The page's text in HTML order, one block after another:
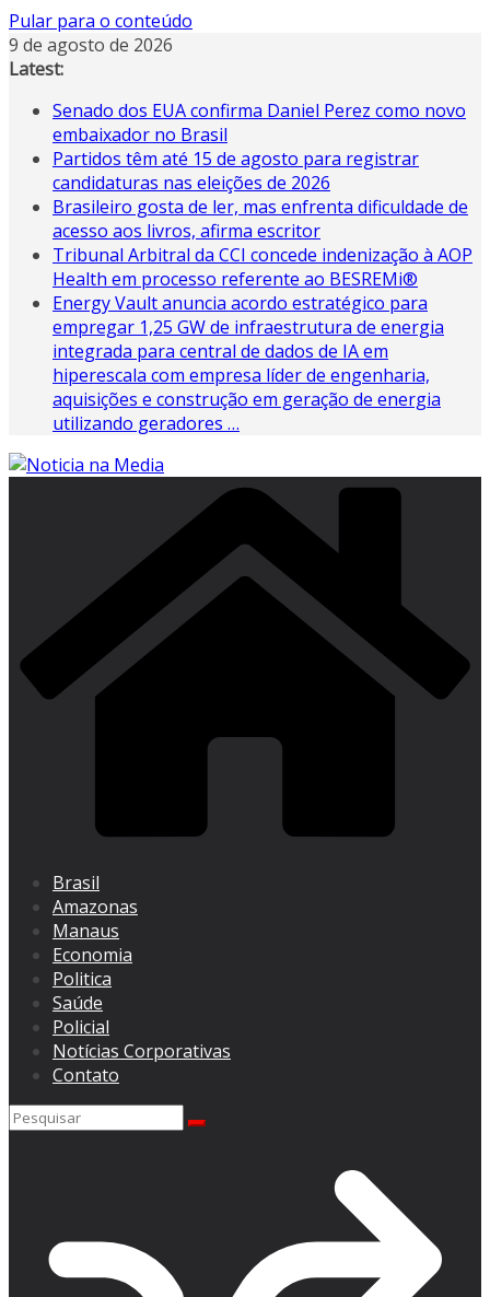
Pular para o conteúdo
9 de agosto de 2026
Latest:
Senado dos EUA confirma Daniel Perez como novo
embaixador no Brasil
Partidos têm até 15 de agosto para registrar
candidaturas nas eleições de 2026
Brasileiro gosta de ler, mas enfrenta dificuldade de
acesso aos livros, afirma escritor
Tribunal Arbitral da CCI concede indenização à AOP
Health em processo referente ao BESREMi®
Energy Vault anuncia acordo estratégico para
empregar 1,25 GW de infraestrutura de energia
integrada para central de dados de IA em
hiperescala com empresa líder de engenharia,
aquisições e construção em geração de energia
utilizando geradores …
Brasil
Amazonas
Manaus
Economia
Politica
Saúde
Policial
Notícias Corporativas
Contato